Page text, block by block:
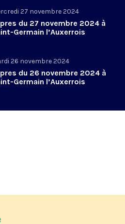
27 novembre 2024
du 27 novembre 2024 à
Germain l’Auxerrois
26 novembre 2024
du 26 novembre 2024 à
Germain l’Auxerrois